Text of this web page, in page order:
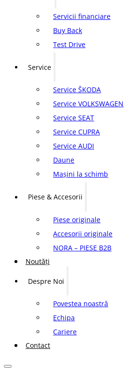
Servicii financiare
Buy Back
Test Drive
Service
Service ŠKODA
Service VOLKSWAGEN
Service SEAT
Service CUPRA
Service AUDI
Daune
Mașini la schimb
Piese & Accesorii
Piese originale
Accesorii originale
NORA – PIESE B2B
Noutăți
Despre Noi
Povestea noastră
Echipa
Cariere
Contact